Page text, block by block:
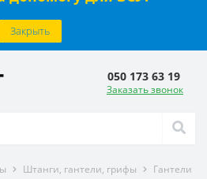
Закрыть
050 173 63 19
Заказать звонок
Штанги, гантели, грифы Гантели